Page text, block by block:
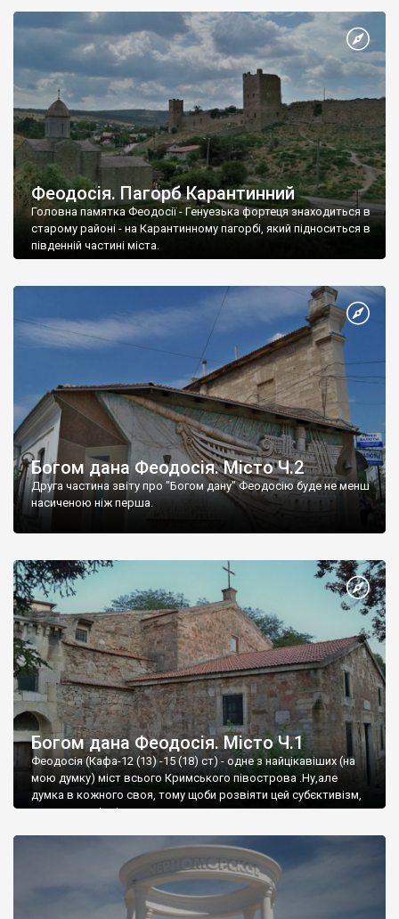
Феодосія. Пагорб Карантинний
Головна памятка Феодосії - Генуезька фортеця знаходиться в
старому районі - на Карантинному пагорбі, який підноситься в
південній частині міста.
Богом дана Феодосія. Місто Ч.2
Друга частина звіту про "Богом дану" Феодосію буде не менш
насиченою ніж перша.
Богом дана Феодосія. Місто Ч.1
Феодосія (Кафа-12 (13) -15 (18) ст) - одне з найцікавіших (на
мою думку) міст всього Кримського півострова .Ну,але
думка в кожного своя, тому щоби розвіяти цей субєктивізм,
запрошую відвідати це